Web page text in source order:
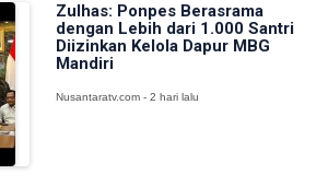
Zulhas: Ponpes Berasrama
dengan Lebih dari 1.000 Santri
Diizinkan Kelola Dapur MBG
Mandiri
Nusantaratv.com - 2 hari lalu